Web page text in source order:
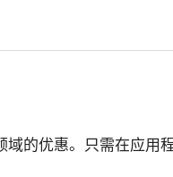
的优惠。只需在应用